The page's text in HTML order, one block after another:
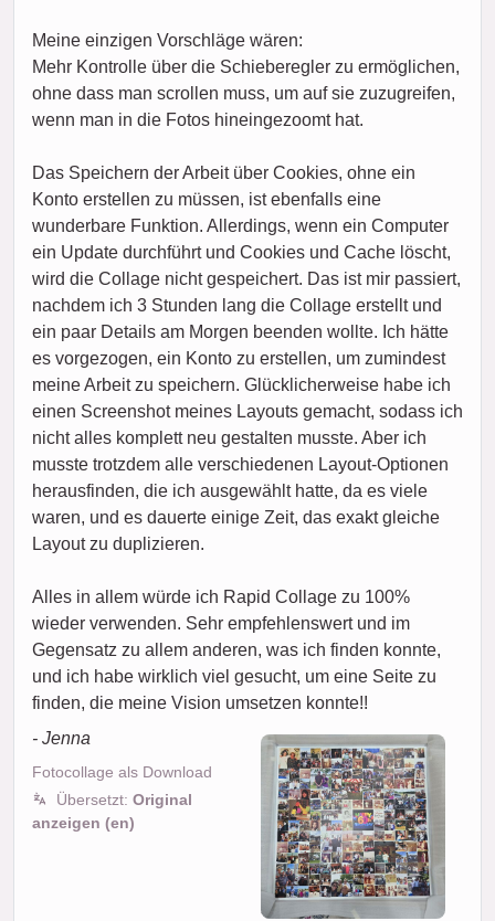
Meine einzigen Vorschläge wären:
Mehr Kontrolle über die Schieberegler zu ermöglichen,
ohne dass man scrollen muss, um auf sie zuzugreifen,
wenn man in die Fotos hineingezoomt hat.
Das Speichern der Arbeit über Cookies, ohne ein
Konto erstellen zu müssen, ist ebenfalls eine
wunderbare Funktion. Allerdings, wenn ein Computer
ein Update durchführt und Cookies und Cache löscht,
wird die Collage nicht gespeichert. Das ist mir passiert,
nachdem ich 3 Stunden lang die Collage erstellt und
ein paar Details am Morgen beenden wollte. Ich hätte
es vorgezogen, ein Konto zu erstellen, um zumindest
meine Arbeit zu speichern. Glücklicherweise habe ich
einen Screenshot meines Layouts gemacht, sodass ich
nicht alles komplett neu gestalten musste. Aber ich
musste trotzdem alle verschiedenen Layout-Optionen
herausfinden, die ich ausgewählt hatte, da es viele
waren, und es dauerte einige Zeit, das exakt gleiche
Layout zu duplizieren.
Alles in allem würde ich Rapid Collage zu 100%
wieder verwenden. Sehr empfehlenswert und im
Gegensatz zu allem anderen, was ich finden konnte,
und ich habe wirklich viel gesucht, um eine Seite zu
finden, die meine Vision umsetzen konnte!!
- Jenna
Fotocollage als Download
Übersetzt: Original
anzeigen (en)